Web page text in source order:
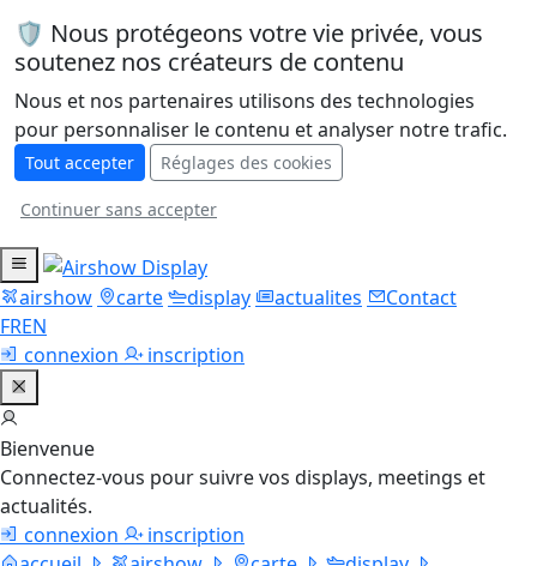
🛡️ Nous protégeons votre vie privée, vous
soutenez nos créateurs de contenu
Nous et nos partenaires utilisons des technologies
pour personnaliser le contenu et analyser notre trafic.
Tout accepter Réglages des cookies
Continuer sans accepter
airshow carte display actualites
Contact
FREN
connexion
inscription
Bienvenue
Connectez-vous pour suivre vos displays, meetings et
actualités.
connexion
inscription